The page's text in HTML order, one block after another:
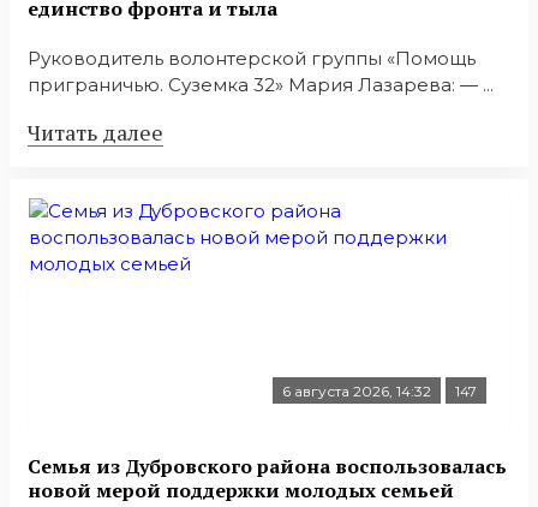
единство фронта и тыла
Руководитель волонтерской группы «Помощь
приграничью. Суземка 32» Мария Лазарева: — ...
Читать далее
6 августа 2026, 14:32 147
Семья из Дубровского района воспользовалась
новой мерой поддержки молодых семьей